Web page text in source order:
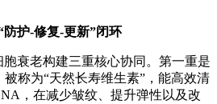
护-修复-更新”闭环
衰老构建三重核心协同。第一重是
被称为“天然长寿维生素”，能高效清
，在减少皱纹、提升弹性以及改